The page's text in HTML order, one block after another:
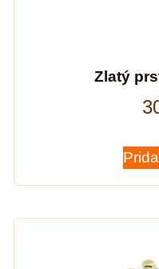
Zlatý